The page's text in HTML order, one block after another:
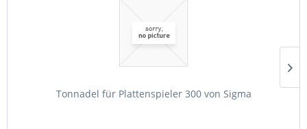
Tonnadel für Plattenspieler 300 von Sigma